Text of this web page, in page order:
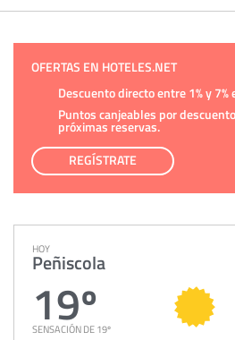
OFERTAS EN HOTELES.NET
Descuento directo entre 1% y
Puntos canjeables por
próximas reservas.
REGÍSTRATE
HOY
Peñiscola
19º
SENSACIÓN DE 19º